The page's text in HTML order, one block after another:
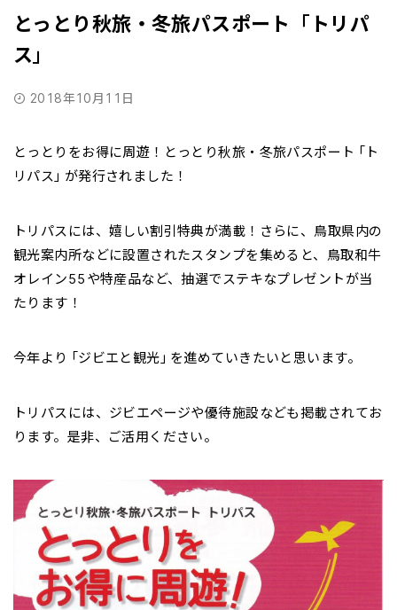
とっとり秋旅・冬旅パスポート 「トリパ
ス」
2018年10月11日
とっとりをお得に周遊！とっとり秋旅・冬旅パスポート「ト
リパス」が発行されました！
トリパスには、嬉しい割引特典が満載！さらに、鳥取県内の
観光案内所などに設置されたスタンプを集めると、鳥取和牛
オレイン55や特産品など、抽選でステキなプレゼントが当
たります！
今年より「ジビエと観光」を進めていきたいと思います。
トリパスには、ジビエページや優待施設なども掲載されてお
ります。是非、ご活用ください。